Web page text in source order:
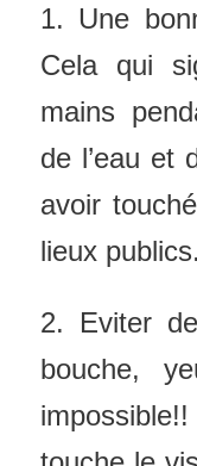
1. Une
Cela qui
mains
de l’eau et
avoir
lieux publics.
2. Eviter
bouche,
impossible!!